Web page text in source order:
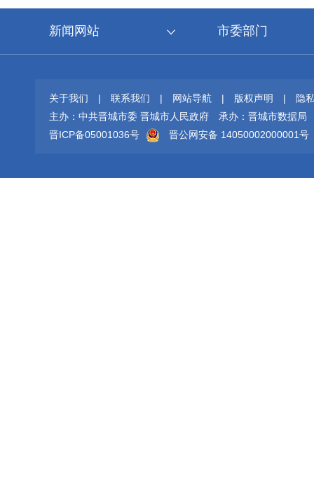
新闻网站 市委部门
关于我们 | 联系我们 | 网站导航 | 版权声明 |
隐
主办：中共晋城市委 晋城市人民政府
承办：晋城市数据局
晋ICP备05001036号
晋公网安备 14050002000001号